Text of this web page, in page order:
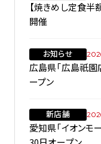
【焼きめし定食
開催
お知らせ
広島県「広島祇園
ープン
新店舗
愛知県「イオンモ